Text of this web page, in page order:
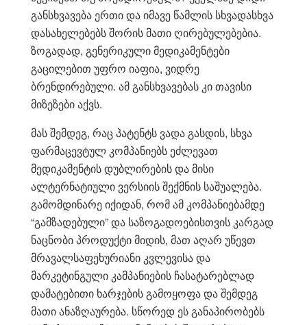
განსხვავება ერთი და იმავე წამლის სხვადასხვა
დასახელებებს შორის მათი ღირებულებებია.
ზოგადად, გენერიკული მედიკამენტები
გაცილებით უფრო იაფია, ვიდრე
ბრენდირებული. ამ განსხვავებას კი თავისი
მიზეზები აქვს.
მას შემდეგ, რაც პატენტს ვადა გასდის, სხვა
ფარმაცევტულ კომპანიებს ეძლევათ
მედიკამენტის დუბლირების და მისი
ალტერნატიული ვერსიის შექმნის საშუალება.
გამომდინარე იქიდან, რომ ამ კომპანიებამდე
“გამზადებული” და საზოგადოებისთვის კარგად
ნაცნობი პროდუქტი მიდის, მათ აღარ უწევთ
მრავალსაფეხურიანი კვლევისა და
მარკეტინგული კამპანიების ჩასატარებლად
დამატებითი ხარჯების გამოყოფა და შემდეგ
მათი ანაზღაურება. სწორედ ეს განაპირობებს